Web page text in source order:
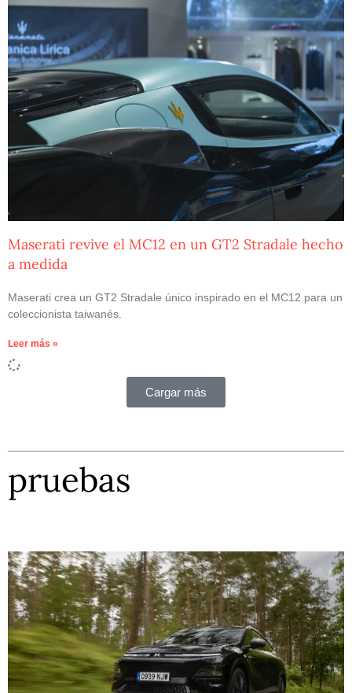
Maserati revive el MC12 en un GT2 Stradale hecho
a medida
Maserati crea un GT2 Stradale único inspirado en el MC12 para un
coleccionista taiwanés.
Leer más »
Cargar más
pruebas